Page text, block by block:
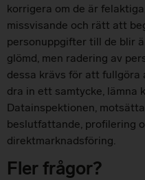
korrigera om de är
missvisande och rätt att
personuppgifter till de blir
glömd, men radering av
dessa krävs för att
dra in ett samtycke, lämna
Datainspektionen,
beslutfattande, profilering
direktmarknadsföring.
Fler frågor?